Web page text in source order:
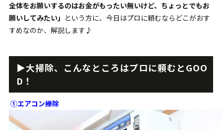
全体をお願いするのはお金がもったい無いけど、ちょっとでもお
願いしてみたい」 という方に、今日はプロに頼むならどこがおす
すめなのか、解説します♪
▶︎大掃除、こんなところはプロに頼むとGOO
D！
①エアコン掃除